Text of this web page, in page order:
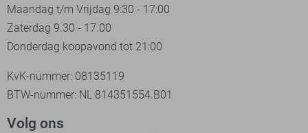
Maandag t/m Vrijdag 9:30 - 17:00
Zaterdag 9.30 - 17.00
Donderdag koopavond tot 21:00
KvK-nummer: 08135119
BTW-nummer: NL 814351554.B01
Volg ons